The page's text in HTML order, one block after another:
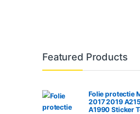
Featured Products
Folie protectie
2017 2019
A1990 Sticker